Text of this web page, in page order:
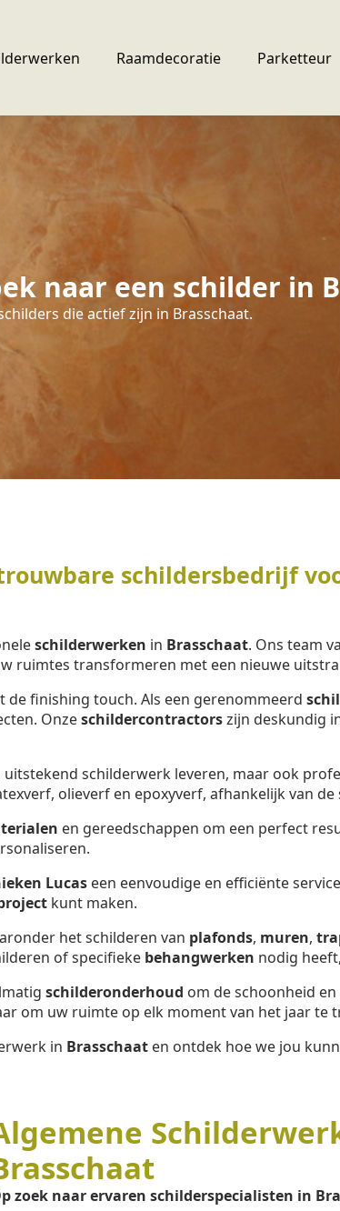
Raamdecoratie Parketteur
naar een schilder in
die actief zijn in Brasschaat.
schildersbedrijf
schilderwerken in Brasschaat. Ons team
ruimtes transformeren met een nieuwe
finishing touch. Als een gerenommeerd
Onzeschildercontractorszijn deskundig
schilderwerk leveren, maar ook
olieverf en epoxyverf, afhankelijk van
en gereedschappen om een perfect
Lucas een eenvoudige en efficiënte
kunt maken.
het schilderen van plafonds, muren,
of specifieke behangwerken nodig
schilderonderhoud om de schoonheid
om uw ruimte op elk moment van het jaar te
in Brasschaat en ontdek hoe we jou
zoek naar ervaren schilderspecialisten in